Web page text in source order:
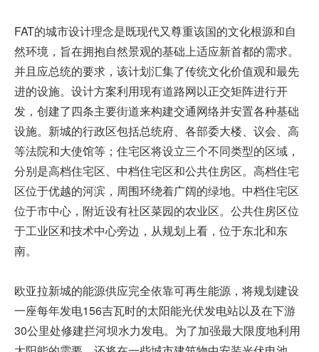
FAT的城市设计理念是既现代又尊重该国的文化根源和自
然环境，旨在拥抱自然景观的基础上适应新首都的需求。
并且应总统的要求，该计划汇集了传统文化价值观和最先
进的设施。设计方案利用现有道路网以正交矩阵进行开
发，创建了四条主要街道来构建交通网络并安置各种基础
设施。新城的行政区包括总统府、各部委大楼、议会、高
等法院和大使馆等；住宅区将设立三个不同类型的区域，
分别是高档住宅区、中档住宅区和公共住房区。高档住宅
区位于优越的河滨，周围环绕着广阔的绿地。中档住宅区
位于市中心，附近设有社区菜园的农业区。公共住房区位
于工业区和技术中心旁边，从规划上看，位于东北和东
南。
欧亚拉新城的能源供应完全依靠可再生能源，将规划建设
一座每年发电156吉瓦时的太阳能光伏发电站以及在下游
30公里处修建拦河坝水力发电。为了加强最大限度地利用